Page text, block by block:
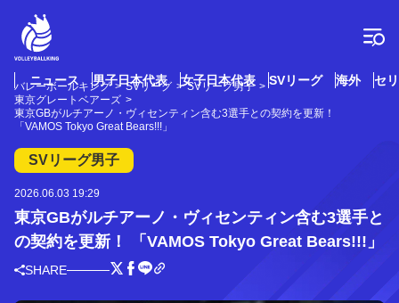
ニュース 男子日本代表 女子日本代表 SVリーグ 海外 セ
バレーボールキング SVリーグ
SVリーグ男子
東京グレートベアーズ
東京GBがルチアーノ・ヴィセンティン含む3選手との契約を更新！
「VAMOS Tokyo Great Bears!!!」
SVリーグ男子
2026.06.03 19:29
東京GBがルチアーノ・ヴィセンティン含む3選手と
の契約を更新！ 「VAMOS Tokyo Great Bears!!!」
SHARE